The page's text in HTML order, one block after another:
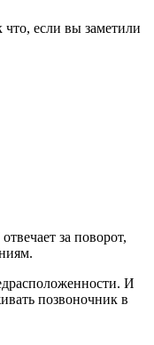
если вы заметили
за поворот,
И
позвоночник в